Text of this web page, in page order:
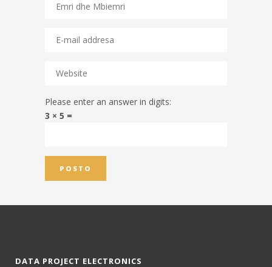
Please enter an answer in digits:
3 × 5 =
DATA PROJECT ELECTRONICS